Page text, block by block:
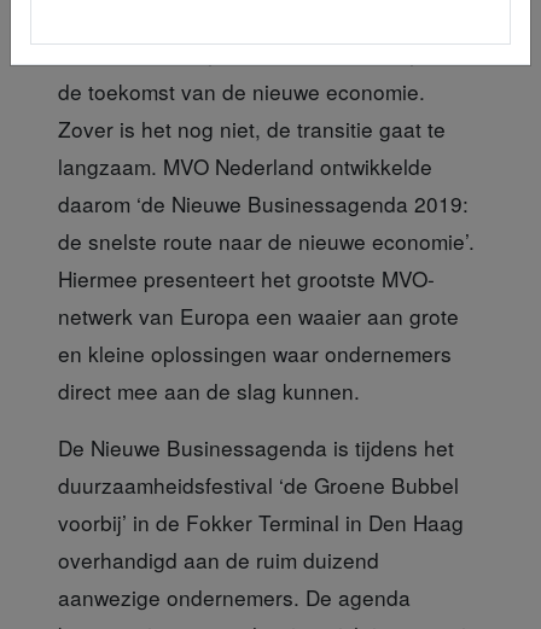
Klimaatneutraal, circulair en inclusief, dat is
de toekomst van de nieuwe economie.
Zover is het nog niet, de transitie gaat te
langzaam. MVO Nederland ontwikkelde
daarom ‘de Nieuwe Businessagenda 2019:
de snelste route naar de nieuwe economie’.
Hiermee presenteert het grootste MVO-
netwerk van Europa een waaier aan grote
en kleine oplossingen waar ondernemers
direct mee aan de slag kunnen.
De Nieuwe Businessagenda is tijdens het
duurzaamheidsfestival ‘de Groene Bubbel
voorbij’ in de Fokker Terminal in Den Haag
overhandigd aan de ruim duizend
aanwezige ondernemers. De agenda